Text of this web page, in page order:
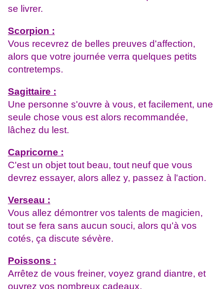
se livrer.
Scorpion :
Vous recevrez de belles preuves d'affection,
alors que votre journée verra quelques petits
contretemps.
Sagittaire :
Une personne s'ouvre à vous, et facilement, une
seule chose vous est alors recommandée,
lâchez du lest.
Capricorne :
C'est un objet tout beau, tout neuf que vous
devrez essayer, alors allez y, passez à l'action.
Verseau :
Vous allez démontrer vos talents de magicien,
tout se fera sans aucun souci, alors qu'à vos
cotés, ça discute sévère.
Poissons :
Arrêtez de vous freiner, voyez grand diantre, et
ouvrez vos nombreux cadeaux.